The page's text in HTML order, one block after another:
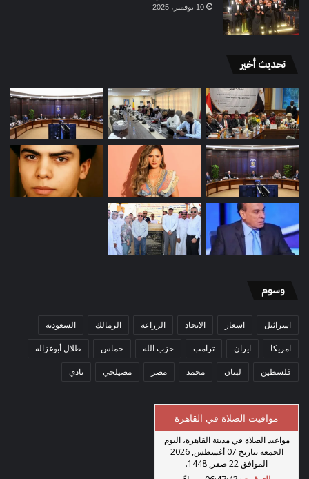
10 نوفمبر، 2025
تحديث أخير
وسوم
اسرائيل اسعار الاتحاد الزراعة الزمالك السعودية
امريكا ايران ترامب حزب الله حماس طلال أبوغزاله
فلسطين لبنان محمد مصر مصيلحي نادي